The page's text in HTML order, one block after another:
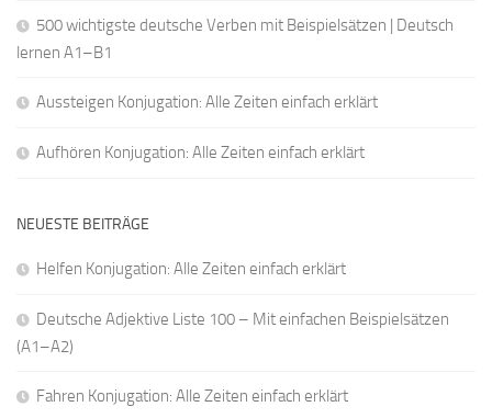
500 wichtigste deutsche Verben mit Beispielsätzen | Deutsch
lernen A1–B1
Aussteigen Konjugation: Alle Zeiten einfach erklärt
Aufhören Konjugation: Alle Zeiten einfach erklärt
NEUESTE BEITRÄGE
Helfen Konjugation: Alle Zeiten einfach erklärt
Deutsche Adjektive Liste 100 – Mit einfachen Beispielsätzen
(A1–A2)
Fahren Konjugation: Alle Zeiten einfach erklärt